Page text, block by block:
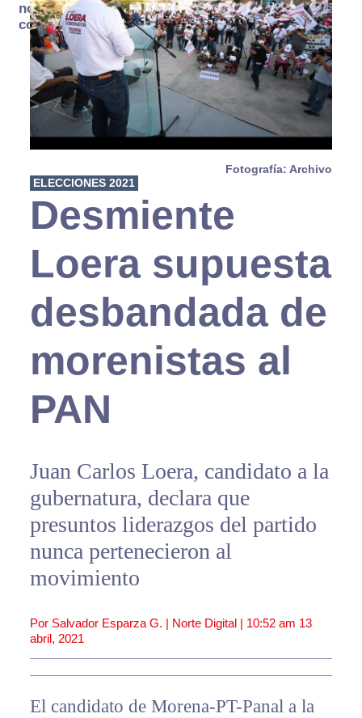
no se
consume
Fotografía: Archivo
ELECCIONES 2021
Desmiente
Loera supuesta
desbandada de
morenistas al
PAN
Juan Carlos Loera, candidato a la
gubernatura, declara que
presuntos liderazgos del partido
nunca pertenecieron al
movimiento
Por Salvador Esparza G. | Norte Digital | 10:52 am 13
abril, 2021
El candidato de Morena-PT-Panal a la